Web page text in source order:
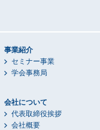
事業紹介
セミナー事業
学会事務局
会社について
代表取締役挨拶
会社概要